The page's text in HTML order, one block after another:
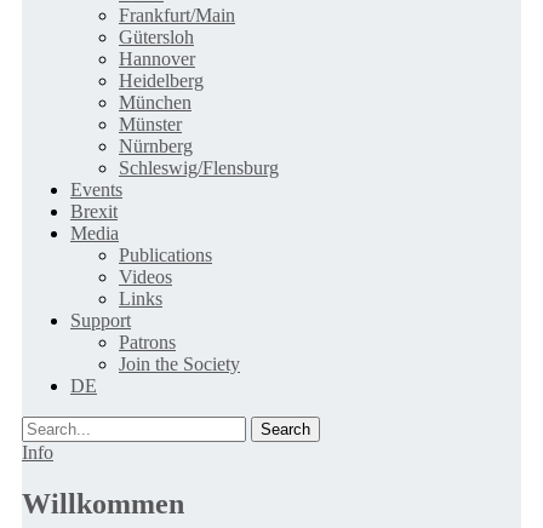
Frankfurt/Main
Gütersloh
Hannover
Heidelberg
München
Münster
Nürnberg
Schleswig/Flensburg
Events
Brexit
Media
Publications
Videos
Links
Support
Patrons
Join the Society
DE
Search
Info
Willkommen